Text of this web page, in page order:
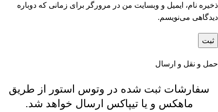
ذخیره نام، ایمیل و وبسایت من در مرورگر برای زمانی که دوباره
دیدگاهی می‌نویسم.
حمل و نقل و ارسال
سفارشات ثبت شده در وتوس استور از طریق
ماهکس و یا تیپاکس ارسال خواهد شد.